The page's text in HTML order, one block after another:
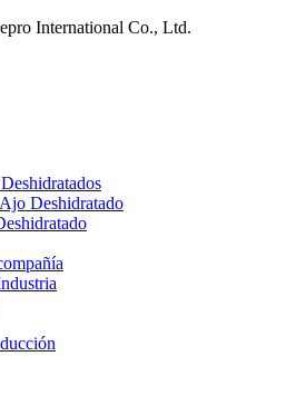
International Co., Ltd.
Deshidratado